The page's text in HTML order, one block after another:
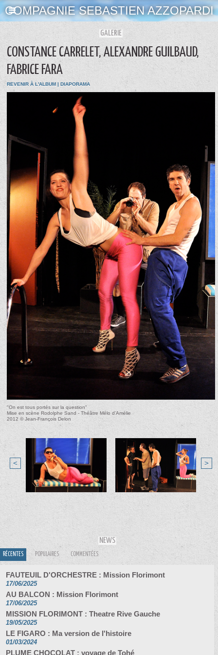
COMPAGNIE SEBASTIEN AZZOPARDI
GALERIE
CONSTANCE CARRELET, ALEXANDRE GUILBAUD,
FABRICE FARA
REVENIR À L'ALBUM | DIAPORAMA
"On est tous portés sur la question"
Mise en scène Rodolphe Sand - Théâtre Mélo d'Amélie
2012 © Jean-François Delon
< >
NEWS
RÉCENTES POPULAIRES COMMENTÉES
FAUTEUIL D'ORCHESTRE : Mission Florimont
17/06/2025
AU BALCON : Mission Florimont
17/06/2025
MISSION FLORIMONT : Theatre Rive Gauche
19/05/2025
LE FIGARO : Ma version de l'histoire
01/03/2024
PLUME CHOCOLAT : voyage de Tohé